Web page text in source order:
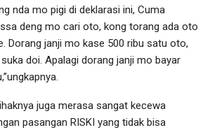
nda mo pigi di deklarasi ini, Cuma
deng mo cari oto, kong torang ada oto
Dorang janji mo kase 500 ribu satu oto,
doi. Apalagi dorang janji mo bayar
juga merasa sangat kecewa
pasangan RISKI yang tidak bisa